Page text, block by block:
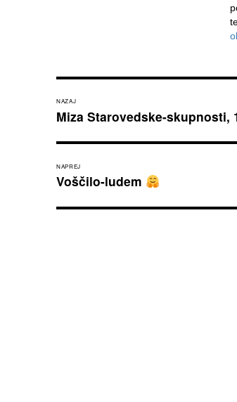
NAZAJ
Miza Starovedske-skupnosti,
NAPREJ
Voščilo-ludem